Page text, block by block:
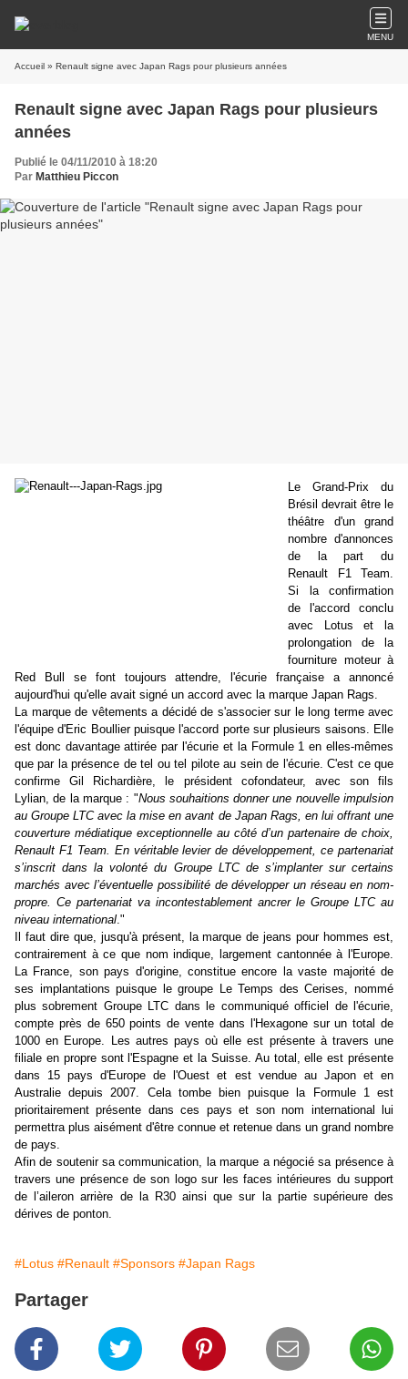
MENU
Accueil » Renault signe avec Japan Rags pour plusieurs années
Renault signe avec Japan Rags pour plusieurs
années
Publié le 04/11/2010 à 18:20
Par Matthieu Piccon
Le Grand-Prix du
Brésil devrait être le
théâtre d'un grand
nombre d'annonces
de la part du
Renault F1 Team.
Si la confirmation
de l'accord conclu
avec Lotus et la
prolongation de la
fourniture moteur à
Red Bull se font toujours attendre, l'écurie française a annoncé
aujourd'hui qu'elle avait signé un accord avec la marque Japan Rags.
La marque de vêtements a décidé de s'associer sur le long terme avec
l'équipe d'Eric Boullier puisque l'accord porte sur plusieurs saisons. Elle
est donc davantage attirée par l'écurie et la Formule 1 en elles-mêmes
que par la présence de tel ou tel pilote au sein de l'écurie. C'est ce que
confirme Gil Richardière, le président cofondateur, avec son fils
Lylian, de la marque : "Nous souhaitions donner une nouvelle impulsion
au Groupe LTC avec la mise en avant de Japan Rags, en lui offrant une
couverture médiatique exceptionnelle au côté d’un partenaire de choix,
Renault F1 Team. En véritable levier de développement, ce partenariat
s’inscrit dans la volonté du Groupe LTC de s’implanter sur certains
marchés avec l’éventuelle possibilité de développer un réseau en nom-
propre. Ce partenariat va incontestablement ancrer le Groupe LTC au
niveau international."
Il faut dire que, jusqu'à présent, la marque de jeans pour hommes est,
contrairement à ce que nom indique, largement cantonnée à l'Europe.
La France, son pays d'origine, constitue encore la vaste majorité de
ses implantations puisque le groupe Le Temps des Cerises, nommé
plus sobrement Groupe LTC dans le communiqué officiel de l'écurie,
compte près de 650 points de vente dans l'Hexagone sur un total de
1000 en Europe. Les autres pays où elle est présente à travers une
filiale en propre sont l'Espagne et la Suisse. Au total, elle est présente
dans 15 pays d'Europe de l'Ouest et est vendue au Japon et en
Australie depuis 2007. Cela tombe bien puisque la Formule 1 est
prioritairement présente dans ces pays et son nom international lui
permettra plus aisément d'être connue et retenue dans un grand nombre
de pays.
Afin de soutenir sa communication, la marque a négocié sa présence à
travers une présence de son logo sur les faces intérieures du support
de l’aileron arrière de la R30 ainsi que sur la partie supérieure des
dérives de ponton.
#Lotus #Renault #Sponsors #Japan Rags
Partager